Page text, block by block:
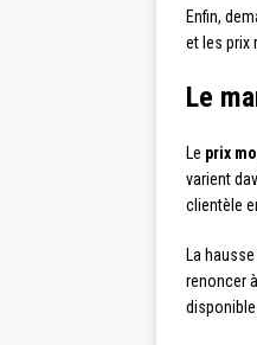
Enfin,
et les prix
Le
Le prix
varient
clientèle
La
renoncer